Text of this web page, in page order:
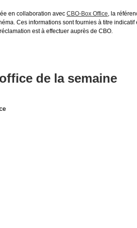
en collaboration avec CBO-Box Office, la
Ces informations sont fournies à titre indicatif
est à effectuer auprès de CBO.
de la semaine